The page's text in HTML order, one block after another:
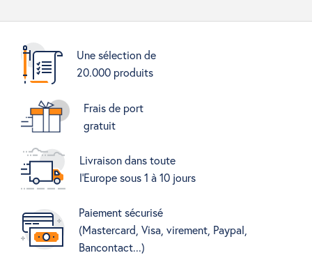
Une sélection de
20.000 produits
Frais de port
gratuit
Livraison dans toute
l'Europe sous 1 à 10 jours
Paiement sécurisé
(Mastercard, Visa, virement, Paypal,
Bancontact...)